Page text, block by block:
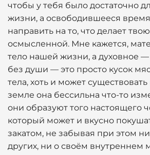
чтобы у тебя было достаточно
жизни, а освободившееся
направить на то, что делает
осмысленной. Мне кажется,
тело нашей жизни, а духовное —
без души — это просто кусок
тела, хоть и может
земле она бессильна что-то
они образуют того настоящего
который может и вкусно
закатом, не забывая при этом
других, ни о своём внутреннем